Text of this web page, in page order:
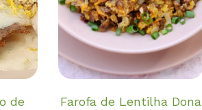
de
Farofa de Lentilha Dona